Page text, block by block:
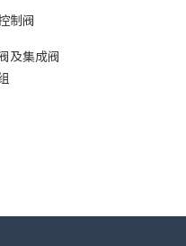
制阀
及集成阀